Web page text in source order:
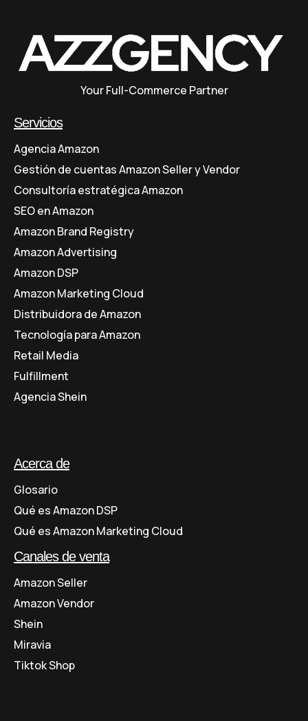
Your Full-Commerce Partner
Servicios
Agencia Amazon
Gestión de cuentas Amazon Seller y Vendor
Consultoría estratégica Amazon
SEO en Amazon
Amazon Brand Registry
Amazon Advertising
Amazon DSP
Amazon Marketing Cloud
Distribuidora de Amazon
Tecnología para Amazon
Retail Media
Fulfillment
Agencia Shein
Acerca de
Glosario
Qué es Amazon DSP
Qué es Amazon Marketing Cloud
Canales de venta
Amazon Seller
Amazon Vendor
Shein
Miravia
Tiktok Shop